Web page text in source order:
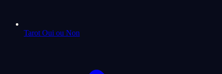
Tarot Oui ou Non